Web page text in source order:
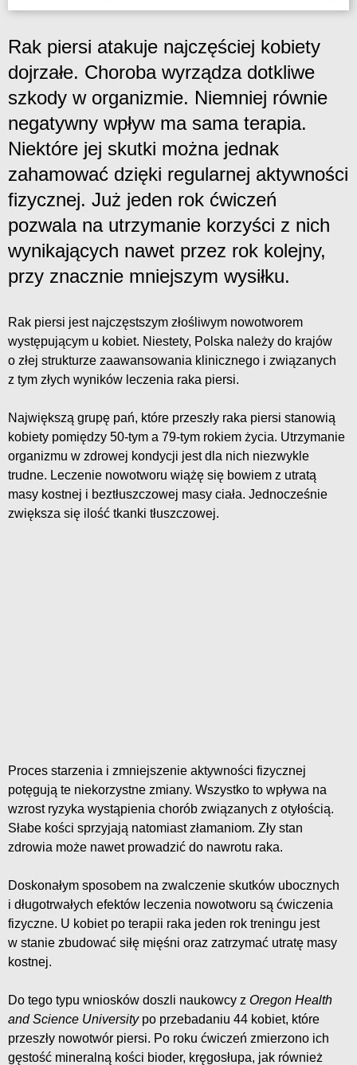
Rak piersi atakuje najczęściej kobiety
dojrzałe. Choroba wyrządza dotkliwe
szkody w organizmie. Niemniej równie
negatywny wpływ ma sama terapia.
Niektóre jej skutki można jednak
zahamować dzięki regularnej aktywności
fizycznej. Już jeden rok ćwiczeń
pozwala na utrzymanie korzyści z nich
wynikających nawet przez rok kolejny,
przy znacznie mniejszym wysiłku.
Rak piersi jest najczęstszym złośliwym nowotworem
występującym u kobiet. Niestety, Polska należy do krajów
o złej strukturze zaawansowania klinicznego i związanych
z tym złych wyników leczenia raka piersi.
Największą grupę pań, które przeszły raka piersi stanowią
kobiety pomiędzy 50-tym a 79-tym rokiem życia. Utrzymanie
organizmu w zdrowej kondycji jest dla nich niezwykle
trudne. Leczenie nowotworu wiążę się bowiem z utratą
masy kostnej i beztłuszczowej masy ciała. Jednocześnie
zwiększa się ilość tkanki tłuszczowej.
Proces starzenia i zmniejszenie aktywności fizycznej
potęgują te niekorzystne zmiany. Wszystko to wpływa na
wzrost ryzyka wystąpienia chorób związanych z otyłością.
Słabe kości sprzyjają natomiast złamaniom. Zły stan
zdrowia może nawet prowadzić do nawrotu raka.
Doskonałym sposobem na zwalczenie skutków ubocznych
i długotrwałych efektów leczenia nowotworu są ćwiczenia
fizyczne. U kobiet po terapii raka jeden rok treningu jest
w stanie zbudować siłę mięśni oraz zatrzymać utratę masy
kostnej.
Do tego typu wniosków doszli naukowcy z Oregon Health
and Science Universitypo przebadaniu 44 kobiet, które
przeszły nowotwór piersi. Po roku ćwiczeń zmierzono ich
gęstość mineralną kości bioder, kręgosłupa, jak również